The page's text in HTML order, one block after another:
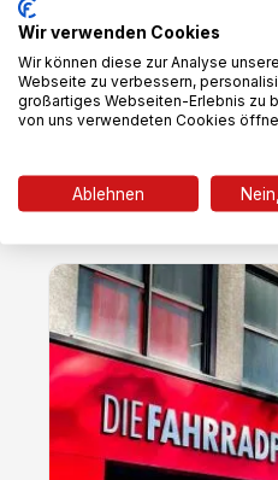
Kontaktiere
Wir verwenden Cookies
Wir können diese zur Analyse
Webseite zu verbessern,
großartiges Webseiten-Erlebnis zu
von uns verwendeten Cookies
Ablehnen